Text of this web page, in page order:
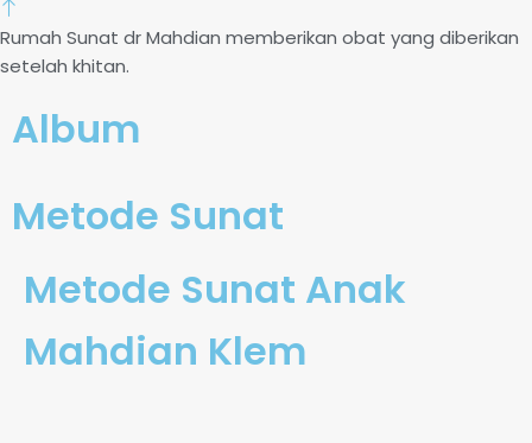
Rumah Sunat dr Mahdian memberikan obat yang diberikan
setelah khitan.
Album
Metode Sunat
Metode Sunat Anak
Mahdian Klem